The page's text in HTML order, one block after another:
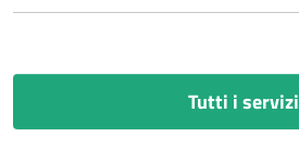
Tutti i servizi